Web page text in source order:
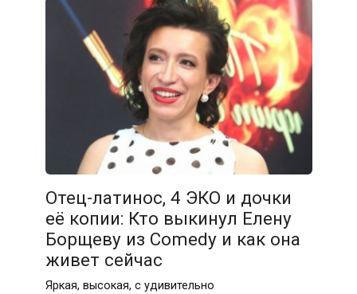
Отец-латинос, 4 ЭКО и дочки
её копии: Кто выкинул Елену
Борщеву из Comedy и как она
живет сейчас
Яркая, высокая, с удивительно